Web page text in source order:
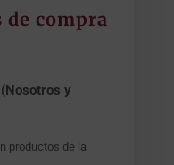
compra
(Nosotros y
productos de la